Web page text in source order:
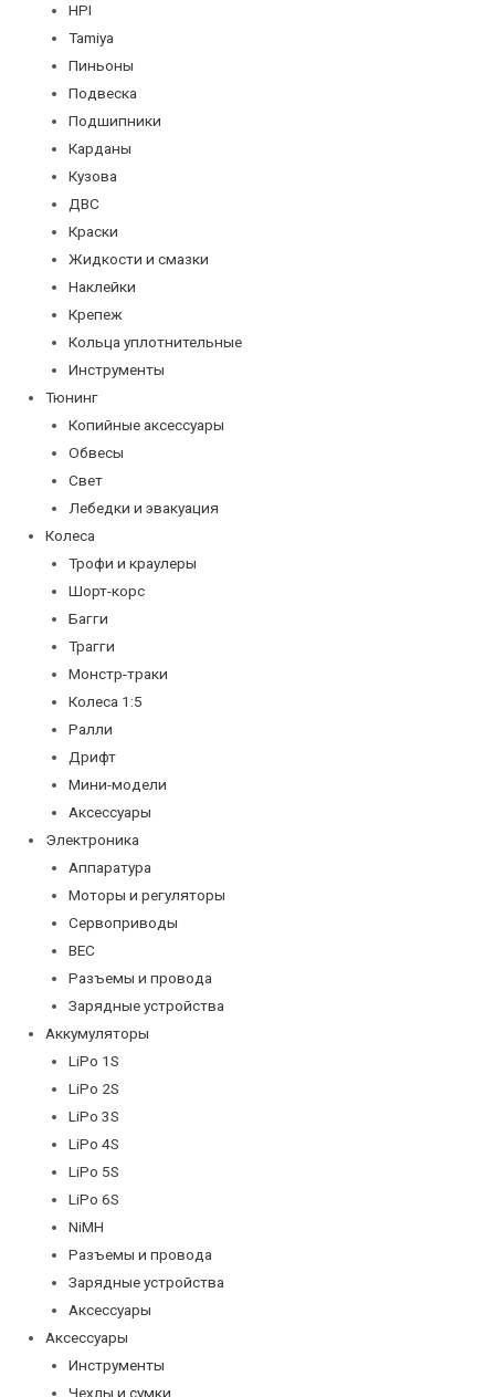
HPI
Tamiya
Пиньоны
Подвеска
Подшипники
Карданы
Кузова
ДВС
Краски
Жидкости и смазки
Наклейки
Крепеж
Кольца уплотнительные
Инструменты
Тюнинг
Копийные аксессуары
Обвесы
Свет
Лебедки и эвакуация
Колеса
Трофи и краулеры
Шорт-корс
Багги
Трагги
Монстр-траки
Колеса 1:5
Ралли
Дрифт
Мини-модели
Аксессуары
Электроника
Аппаратура
Моторы и регуляторы
Сервоприводы
BEC
Разъемы и провода
Зарядные устройства
Аккумуляторы
LiPo 1S
LiPo 2S
LiPo 3S
LiPo 4S
LiPo 5S
LiPo 6S
NiMH
Разъемы и провода
Зарядные устройства
Аксессуары
Аксессуары
Инструменты
Чехлы и сумки